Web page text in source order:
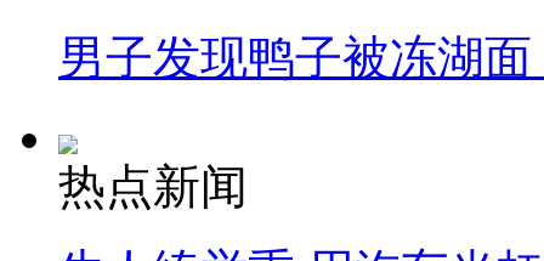
男子发现鸭子被冻湖
热点新闻